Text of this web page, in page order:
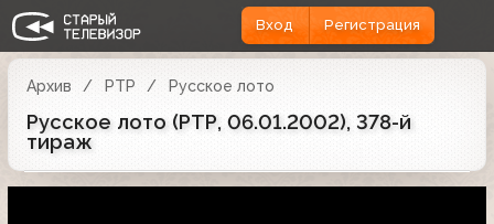
Вход Регистрация
Архив РТР Русское лото
Русское лото (РТР, 06.01.2002), 378-й
тираж